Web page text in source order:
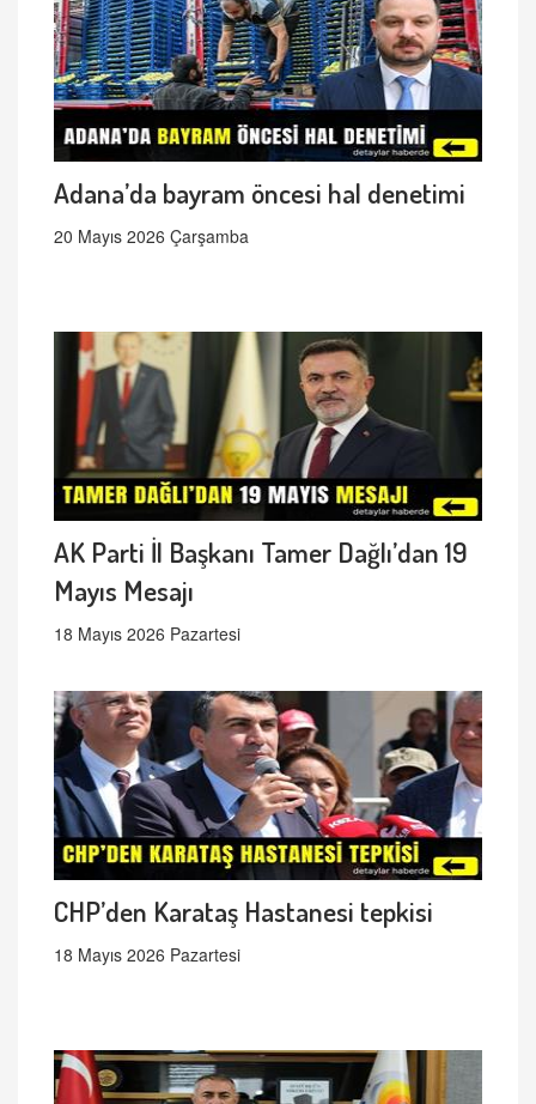
Adana’da bayram öncesi hal denetimi
20 Mayıs 2026 Çarşamba
AK Parti İl Başkanı Tamer Dağlı’dan 19
Mayıs Mesajı
18 Mayıs 2026 Pazartesi
CHP’den Karataş Hastanesi tepkisi
18 Mayıs 2026 Pazartesi